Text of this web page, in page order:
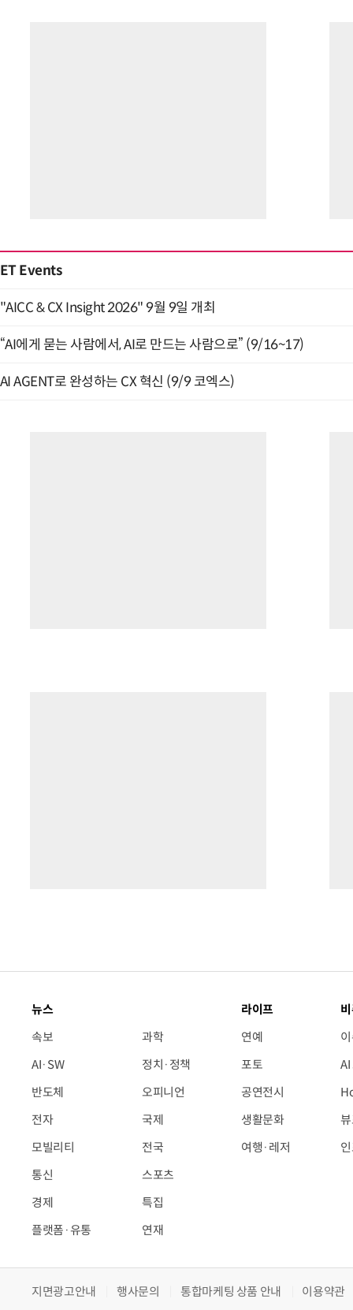
ET Events
"AICC & CX Insight 2026" 9월 9일 개최
“AI에게 묻는 사람에서, AI로 만드는 사람으로” (9/16~17)
AI AGENT로 완성하는 CX 혁신 (9/9 코엑스)
뉴스
속보
AI·SW
반도체
전자
모빌리티
통신
경제
플랫폼·유통
과학
정치·정책
오피니언
국제
전국
스포츠
특집
연재
라이프
연예
포토
공연전시
생활문화
여행·레저
지면광고안내 행사문의 통합마케팅 상품 안내 이용약관